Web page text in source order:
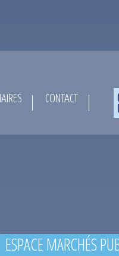
CONTACT
ESPACE MARCHÉS